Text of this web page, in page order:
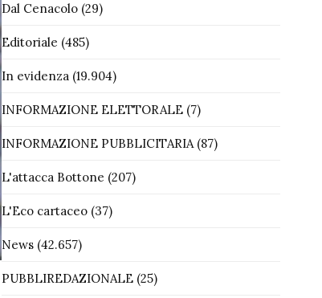
Dal Cenacolo(29)
Editoriale (485)
In evidenza(19.904)
INFORMAZIONE ELETTORALE(7)
INFORMAZIONE PUBBLICITARIA(87)
L'attacca Bottone (207)
L'Eco cartaceo(37)
News(42.657)
PUBBLIREDAZIONALE(25)